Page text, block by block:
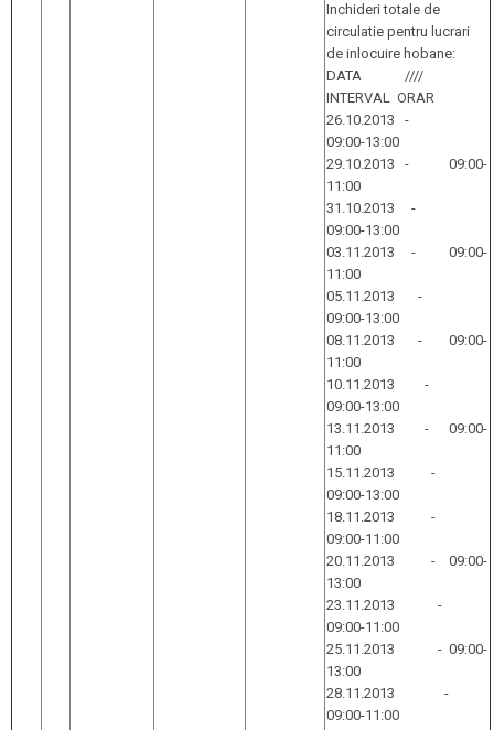
Inchideri totale de
circulatie pentru lucrari
de inlocuire hobane:
DATA ////
INTERVAL ORAR
26.10.2013 -
09:00-13:00
29.10.2013 - 09:00-
11:00
31.10.2013 -
09:00-13:00
03.11.2013 - 09:00-
11:00
05.11.2013 -
09:00-13:00
08.11.2013 - 09:00-
11:00
10.11.2013 -
09:00-13:00
13.11.2013 - 09:00-
11:00
15.11.2013 -
09:00-13:00
18.11.2013 -
09:00-11:00
20.11.2013 - 09:00-
13:00
23.11.2013 -
09:00-11:00
25.11.2013 - 09:00-
13:00
28.11.2013 -
09:00-11:00